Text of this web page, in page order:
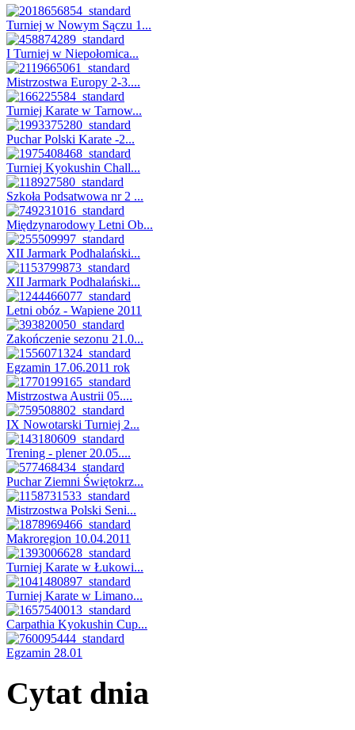
Turniej w Nowym Sączu 1...
I Turniej w Niepołomica...
Mistrzostwa Europy 2-3....
Turniej Karate w Tarnow...
Puchar Polski Karate -2...
Turniej Kyokushin Chall...
Szkoła Podsatwowa nr 2 ...
Międzynarodowy Letni Ob...
XII Jarmark Podhalański...
XII Jarmark Podhalański...
Letni obóz - Wapiene 2011
Zakończenie sezonu 21.0...
Egzamin 17.06.2011 rok
Mistrzostwa Austrii 05....
IX Nowotarski Turniej 2...
Trening - plener 20.05....
Puchar Ziemni Świętokrz...
Mistrzostwa Polski Seni...
Makroregion 10.04.2011
Turniej Karate w Łukowi...
Turniej Karate w Limano...
Carpathia Kyokushin Cup...
Egzamin 28.01
Cytat dnia